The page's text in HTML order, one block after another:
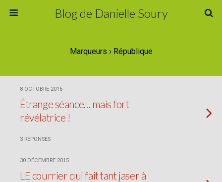
Blog de Danielle Soury
Marqueurs › République
8 OCTOBRE 2016
Étrange séance… mais fort
révélatrice !
3 RÉPONSES
30 DÉCEMBRE 2015
LE courrier qui fait tant jaser à